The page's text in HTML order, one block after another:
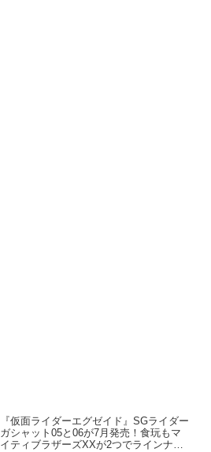
『仮面ライダーエグゼイド』SGライダー
ガシャット05と06が7月発売！食玩もマ
イティブラザーズXXが2つでラインナッ